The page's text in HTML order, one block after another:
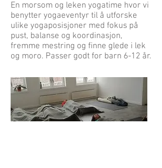
En morsom og leken yogatime hvor vi
benytter yogaeventyr til å utforske
ulike yogaposisjoner med fokus på
pust, balanse og koordinasjon,
fremme mestring og finne glede i lek
og moro. Passer godt for barn 6-12 år.